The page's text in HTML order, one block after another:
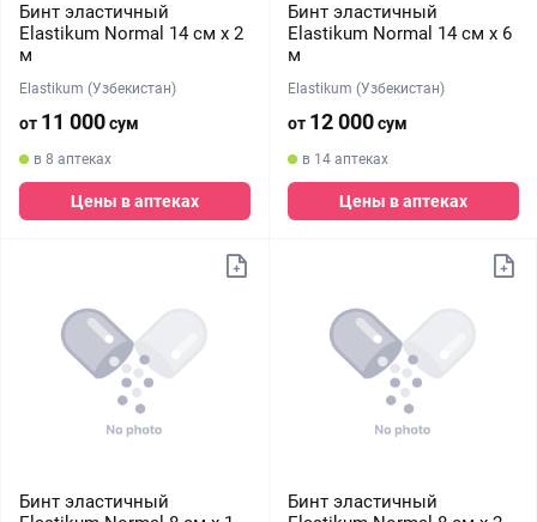
Бинт эластичный
Elastikum Normal 14 см х 2
м
Elastikum (Узбекистан)
от 11 000сум
в 8 аптеках
Цены в аптеках
Бинт эластичный
Elastikum Normal 14 см х 6
м
Elastikum (Узбекистан)
от 12 000сум
в 14 аптеках
Цены в аптеках
Бинт эластичный
Бинт эластичный